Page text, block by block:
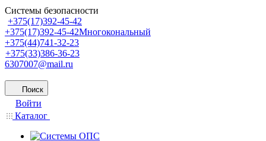
Системы безопасности
+375(17)392-45-42
+375(17)392-45-42Многокональный
+375(44)741-32-23
+375(33)386-36-23
6307007@mail.ru
Поиск
Войти
Каталог